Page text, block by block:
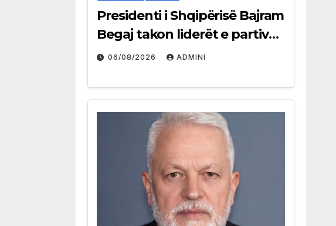
Presidenti i Shqipërisë Bajram
Begaj takon liderët e partive
shqiptare në Ulqin
06/08/2026 ADMINI